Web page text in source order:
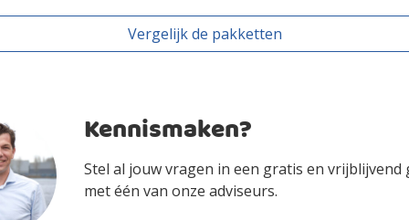
Vergelijk de pakketten
Kennismaken?
Stel al jouw vragen in een gratis en vrijblijvend
met één van onze adviseurs.